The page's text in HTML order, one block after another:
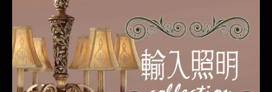
詳しく見る